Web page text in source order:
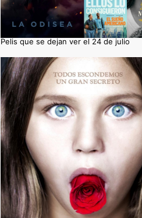
Pelis que se dejan ver el 24 de julio